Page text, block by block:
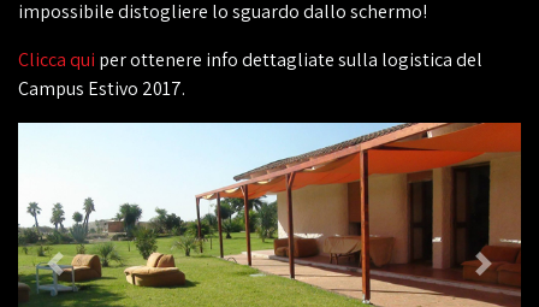
impossibile distogliere lo sguardo dallo schermo!
Clicca qui per ottenere info dettagliate sulla logistica del
Campus Estivo 2017.